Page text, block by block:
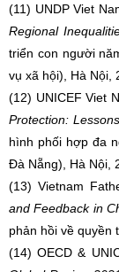
(11) UNDP Viet
Regional
triển con người
vụ xã hội), Hà Nội,
(12) UNICEF Viet
Protection:
hình phối hợp đa
Đà Nẵng), Hà Nội,
(13) Vietnam
and Feedback in
phản hồi về quyền
(14) OECD &